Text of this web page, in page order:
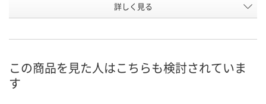
お届け日
詳しく見る
この商品を見た人はこちらも検討されていま
す